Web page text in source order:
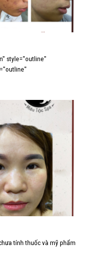
style="outline"
tính thuốc và mỹ phẩm